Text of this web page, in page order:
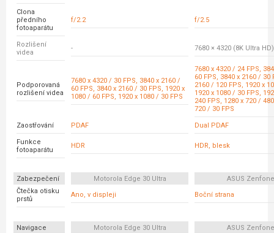
Clona
předního
fotoaparátu
f/2.2 f/2.5
Rozlišení
videa
- 7680 × 4320 (8K Ultra HD)
Podporovaná
rozlišení videa
7680 x 4320 / 30 FPS, 3840 x 2160 /
60 FPS, 3840 x 2160 / 30 FPS, 1920 x
1080 / 60 FPS, 1920 x 1080 / 30 FPS
7680 x 4320 / 24 FPS,
60 FPS, 3840 x 2160 / 30
2160 / 120 FPS, 1920 x
1920 x 1080 / 30 FPS,
240 FPS, 1280 x 720 /
720 / 30 FPS
Zaostřování PDAF Dual PDAF
Funkce
fotoaparátu
HDR HDR, blesk
Zabezpečení Motorola Edge 30 Ultra
ASUS
Čtečka otisku
prstů
Ano, v displeji Boční strana
Navigace Motorola Edge 30 Ultra
ASUS